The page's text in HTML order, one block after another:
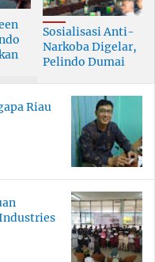
Sosialisasi Anti-
Narkoba Digelar,
Pelindo Dumai
Riau